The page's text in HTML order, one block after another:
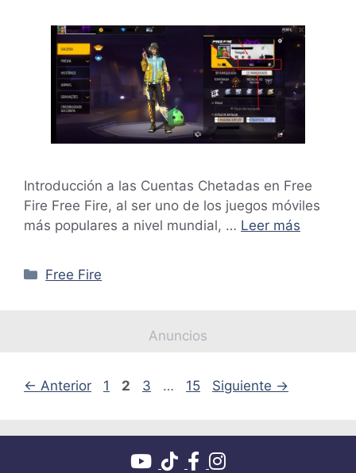
Introducción a las Cuentas Chetadas en Free
Fire Free Fire, al ser uno de los juegos móviles
más populares a nivel mundial, … Leer más
Categorías
Free Fire
Anuncios
← Anterior Página
1 Página
2 Página
3 … Página
15 Siguiente →